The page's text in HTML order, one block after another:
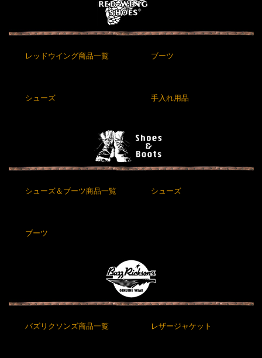
レッドウイング商品一覧 ブーツ
シューズ 手入れ用品
シューズ＆ブーツ商品一覧 シューズ
ブーツ
バズリクソンズ商品一覧 レザージャケット